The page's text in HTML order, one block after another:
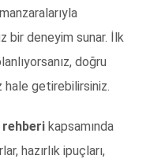
bir deneyim sunar. İlk
doğru
hale getirebilirsiniz.
rehberi kapsamında
hazırlık ipuçları,